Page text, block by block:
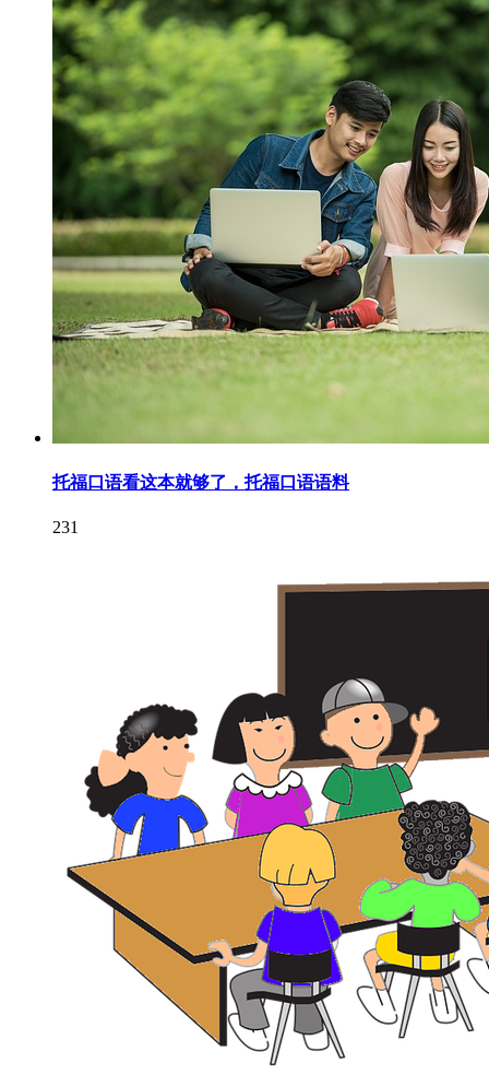
托福口语看这本就够了，托福口语语料
231